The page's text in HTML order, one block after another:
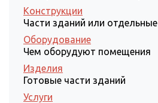
Конструкции
Части зданий или отдельные
Оборудование
Чем оборудуют помещения
Изделия
Готовые части зданий
Услуги